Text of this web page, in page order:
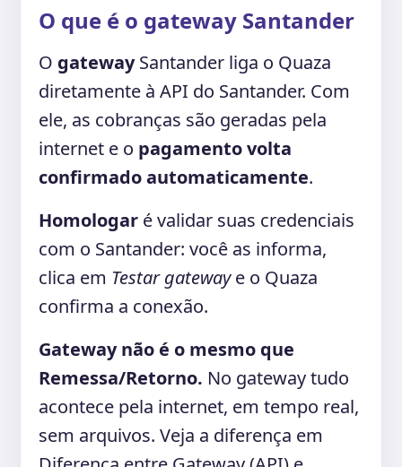
O que é o gateway Santander
O gatewaySantander liga o Quaza
diretamente à API do Santander. Com
ele, as cobranças são geradas pela
internet e o pagamento volta
confirmado automaticamente.
Homologar é validar suas credenciais
com o Santander: você as informa,
clica em Testar gatewaye o Quaza
confirma a conexão.
Gateway não é o mesmo que
Remessa/Retorno. No gateway tudo
acontece pela internet, em tempo real,
sem arquivos. Veja a diferença em